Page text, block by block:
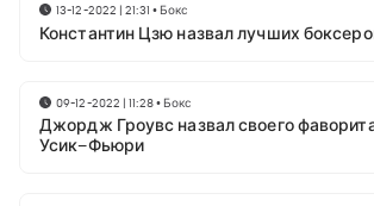
13-12-2022 | 21:31 • Бокс
Константин Цзю назвал лучших
09-12-2022 | 11:28• Бокс
Джордж Гроувс назвал своего
Усик–Фьюри